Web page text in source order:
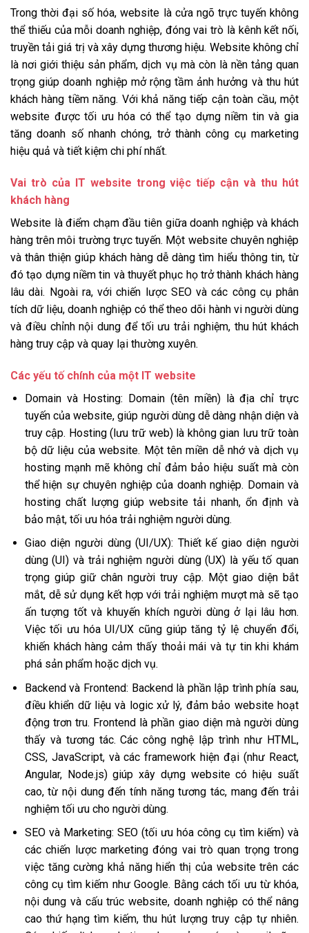
Trong thời đại số hóa, website là cửa ngõ trực tuyến không
thể thiếu của mỗi doanh nghiệp, đóng vai trò là kênh kết nối,
truyền tải giá trị và xây dựng thương hiệu. Website không chỉ
là nơi giới thiệu sản phẩm, dịch vụ mà còn là nền tảng quan
trọng giúp doanh nghiệp mở rộng tầm ảnh hưởng và thu hút
khách hàng tiềm năng. Với khả năng tiếp cận toàn cầu, một
website được tối ưu hóa có thể tạo dựng niềm tin và gia
tăng doanh số nhanh chóng, trở thành công cụ marketing
hiệu quả và tiết kiệm chi phí nhất.
Vai trò của IT website trong việc tiếp cận và thu hút
khách hàng
Website là điểm chạm đầu tiên giữa doanh nghiệp và khách
hàng trên môi trường trực tuyến. Một website chuyên nghiệp
và thân thiện giúp khách hàng dễ dàng tìm hiểu thông tin, từ
đó tạo dựng niềm tin và thuyết phục họ trở thành khách hàng
lâu dài. Ngoài ra, với chiến lược SEO và các công cụ phân
tích dữ liệu, doanh nghiệp có thể theo dõi hành vi người dùng
và điều chỉnh nội dung để tối ưu trải nghiệm, thu hút khách
hàng truy cập và quay lại thường xuyên.
Các yếu tố chính của một IT website
Domain và Hosting: Domain (tên miền) là địa chỉ trực
tuyến của website, giúp người dùng dễ dàng nhận diện và
truy cập. Hosting (lưu trữ web) là không gian lưu trữ toàn
bộ dữ liệu của website. Một tên miền dễ nhớ và dịch vụ
hosting mạnh mẽ không chỉ đảm bảo hiệu suất mà còn
thể hiện sự chuyên nghiệp của doanh nghiệp. Domain và
hosting chất lượng giúp website tải nhanh, ổn định và
bảo mật, tối ưu hóa trải nghiệm người dùng.
Giao diện người dùng (UI/UX): Thiết kế giao diện người
dùng (UI) và trải nghiệm người dùng (UX) là yếu tố quan
trọng giúp giữ chân người truy cập. Một giao diện bắt
mắt, dễ sử dụng kết hợp với trải nghiệm mượt mà sẽ tạo
ấn tượng tốt và khuyến khích người dùng ở lại lâu hơn.
Việc tối ưu hóa UI/UX cũng giúp tăng tỷ lệ chuyển đổi,
khiến khách hàng cảm thấy thoải mái và tự tin khi khám
phá sản phẩm hoặc dịch vụ.
Backend và Frontend: Backend là phần lập trình phía sau,
điều khiển dữ liệu và logic xử lý, đảm bảo website hoạt
động trơn tru. Frontend là phần giao diện mà người dùng
thấy và tương tác. Các công nghệ lập trình như HTML,
CSS, JavaScript, và các framework hiện đại (như React,
Angular, Node.js) giúp xây dựng website có hiệu suất
cao, từ nội dung đến tính năng tương tác, mang đến trải
nghiệm tối ưu cho người dùng.
SEO và Marketing: SEO (tối ưu hóa công cụ tìm kiếm) và
các chiến lược marketing đóng vai trò quan trọng trong
việc tăng cường khả năng hiển thị của website trên các
công cụ tìm kiếm như Google. Bằng cách tối ưu từ khóa,
nội dung và cấu trúc website, doanh nghiệp có thể nâng
cao thứ hạng tìm kiếm, thu hút lượng truy cập tự nhiên.